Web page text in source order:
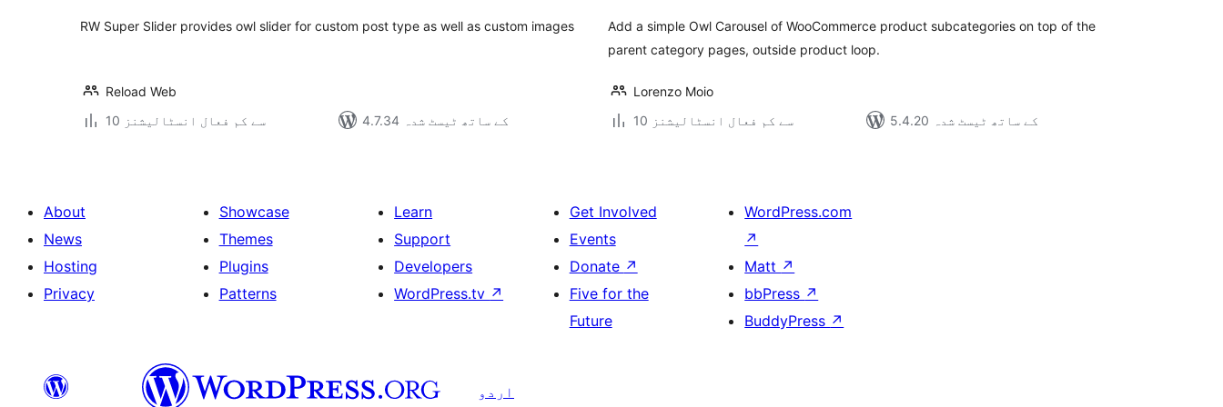
RW Super Slider provides owl slider for custom post type as well as custom images
Reload Web
10 سے کم فعال انسٹالیشنز
4.7.34 کے ساتھ ٹیسٹ شدہ
Add a simple Owl Carousel of WooCommerce product subcategories on top of the
parent category pages, outside product loop.
Lorenzo Moio
10 سے کم فعال انسٹالیشنز
5.4.20 کے ساتھ ٹیسٹ شدہ
About
News
Hosting
Privacy
Showcase
Themes
Plugins
Patterns
Learn
Support
Developers
WordPress.tv ↗
Get Involved
Events
Donate ↗
Five for the
Future
WordPress.com
↗
Matt ↗
bbPress ↗
BuddyPress ↗
اردو